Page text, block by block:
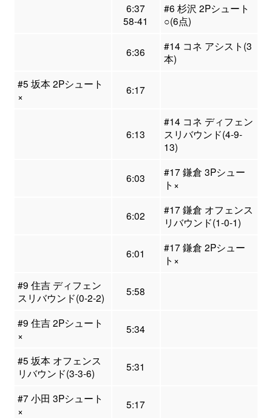
6:37
58-41
#6 杉沢 2Pシュート
○(6点)
6:36
#14 コネ アシスト(3
本)
#5 坂本 2Pシュート
×
6:17
6:13
#14 コネ ディフェン
スリバウンド(4-9-
13)
6:03
#17 鎌倉 3Pシュー
ト×
6:02
#17 鎌倉 オフェンス
リバウンド(1-0-1)
6:01
#17 鎌倉 2Pシュー
ト×
#9 住吉 ディフェン
スリバウンド(0-2-2)
5:58
#9 住吉 2Pシュート
×
5:34
#5 坂本 オフェンス
リバウンド(3-3-6)
5:31
#7 小田 3Pシュート
×
5:17